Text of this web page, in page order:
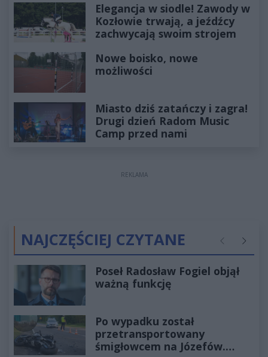
Elegancja w siodle! Zawody w
Kozłowie trwają, a jeźdźcy
zachwycają swoim strojem
Nowe boisko, nowe
możliwości
Miasto dziś zatańczy i zagra!
Drugi dzień Radom Music
Camp przed nami
REKLAMA
NAJCZĘŚCIEJ CZYTANE Poprzednie
Poseł Radosław Fogiel objął
ważną funkcję
Po wypadku został
przetransportowany
śmigłowcem na Józefów.